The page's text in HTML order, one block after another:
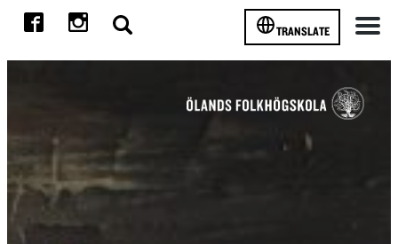
TRANSLATE